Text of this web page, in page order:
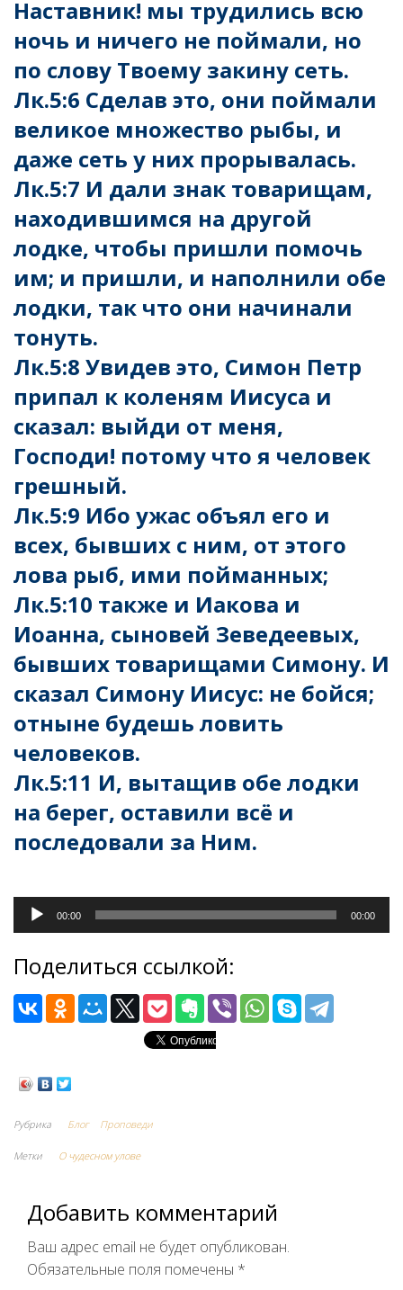
Наставник! мы трудились всю
ночь и ничего не поймали, но
по слову Твоему закину сеть.
Лк.5:6 Сделав это, они поймали
великое множество рыбы, и
даже сеть у них прорывалась.
Лк.5:7 И дали знак товарищам,
находившимся на другой
лодке, чтобы пришли помочь
им; и пришли, и наполнили обе
лодки, так что они начинали
тонуть.
Лк.5:8 Увидев это, Симон Петр
припал к коленям Иисуса и
сказал: выйди от меня,
Господи! потому что я человек
грешный.
Лк.5:9 Ибо ужас объял его и
всех, бывших с ним, от этого
лова рыб, ими пойманных;
Лк.5:10 также и Иакова и
Иоанна, сыновей Зеведеевых,
бывших товарищами Симону. И
сказал Симону Иисус: не бойся;
отныне будешь ловить
человеков.
Лк.5:11 И, вытащив обе лодки
на берег, оставили всё и
последовали за Ним.
Аудиоплеер
00:00 00:00
Поделиться ссылкой:
Рубрика Блог Проповеди
Метки О чудесном улове
Добавить комментарий
Ваш адрес email не будет опубликован.
Обязательные поля помечены *